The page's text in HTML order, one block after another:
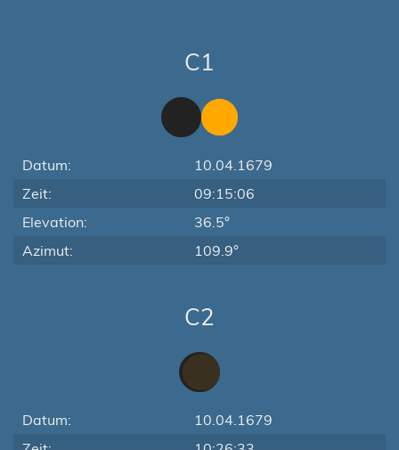
C1
Datum:
10.04.1679
Zeit:
09:15:06
Elevation:
36.5°
Azimut:
109.9°
C2
Datum:
10.04.1679